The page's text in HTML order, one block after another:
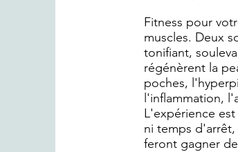
Fitness pour
muscles. Deux
tonifiant,
régénèrent la
poches,
l'inflammation,
L'expérience
ni temps
feront gagner